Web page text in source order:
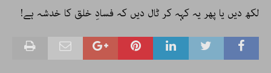
لکھ دیں یا پھر یہ کہہ کر ٹال دیں کہ فسادِ خلق کا خدشہ ہے!